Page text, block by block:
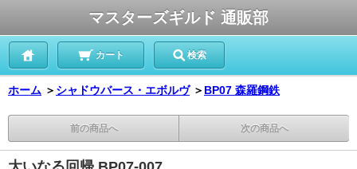
マスターズギルド 通販部
カート 検索
ホーム ＞ シャドウバース・エボルヴ ＞ BP07 森羅鋼鉄
前の商品へ 次の商品へ